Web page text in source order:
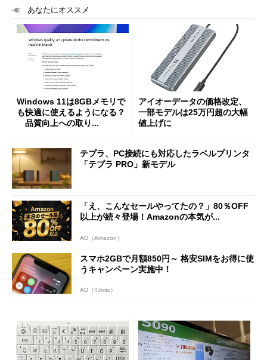
あなたにオススメ
Windows 11は8GBメモリで
も快適に使えるようになる？
品質向上への取り...
アイオーデータの価格改定、
一部モデルは25万円超の大幅
値上げに
テプラ、PC接続にも対応したラベルプリンタ
「テプラ PRO」新モデル
「え、こんなセールやってたの？」80％OFF
以上が続々登場！Amazonの本気が...
AD（Amazon）
スマホ2GBで月額850円～ 格安SIMをお得に使
うキャンペーン実施中！
AD（IIJmio）